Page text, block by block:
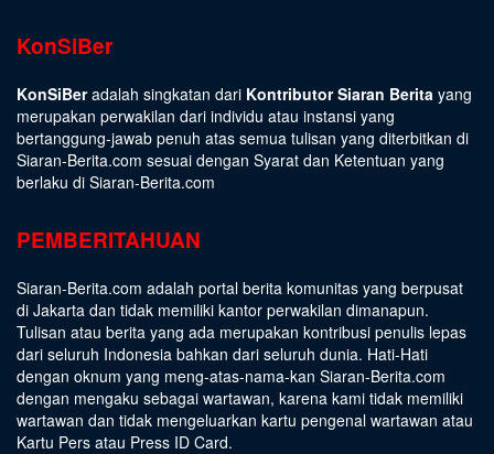
KonSiBer
KonSiBeradalah singkatan dari Kontributor Siaran Berita yang
merupakan perwakilan dari individu atau instansi yang
bertanggung-jawab penuh atas semua tulisan yang diterbitkan di
Siaran-Berita.com sesuai dengan Syarat dan Ketentuan yang
berlaku di Siaran-Berita.com
PEMBERITAHUAN
Siaran-Berita.com adalah portal berita komunitas yang berpusat
di Jakarta dan tidak memiliki kantor perwakilan dimanapun.
Tulisan atau berita yang ada merupakan kontribusi penulis lepas
dari seluruh Indonesia bahkan dari seluruh dunia. Hati-Hati
dengan oknum yang meng-atas-nama-kan Siaran-Berita.com
dengan mengaku sebagai wartawan, karena kami tidak memiliki
wartawan dan tidak mengeluarkan kartu pengenal wartawan atau
Kartu Pers atau Press ID Card.